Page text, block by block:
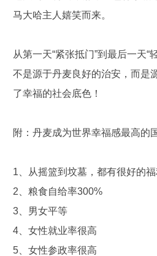
马大哈主人嬉笑而来。
从第一天“紧张抵门”到最后一天“
不是源于丹麦良好的治安，而是
了幸福的社会底色！
附：丹麦成为世界幸福感最高的
1、从摇篮到坟墓，都有很好的福
2、粮食自给率300%
3、男女平等
4、女性就业率很高
5、女性参政率很高